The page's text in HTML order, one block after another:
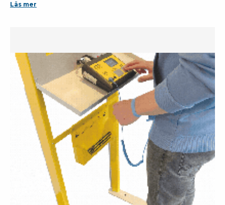
Läs mer